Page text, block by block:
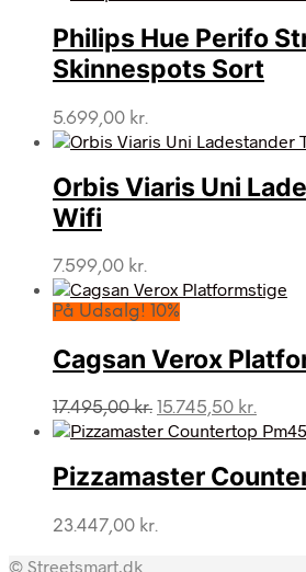
Philips Hue Perifo
Skinnespots Sort
5.699,00 kr.
Orbis Viaris Uni
Wifi
7.599,00 kr.
På Udsalg! 10%
Cagsan Verox
17.495,00kr. Den
oprindelige
var:
17.495,00 kr..
15.745,50 kr.
er:
Pizzamaster
23.447,00 kr.
© Streetsmart.dk